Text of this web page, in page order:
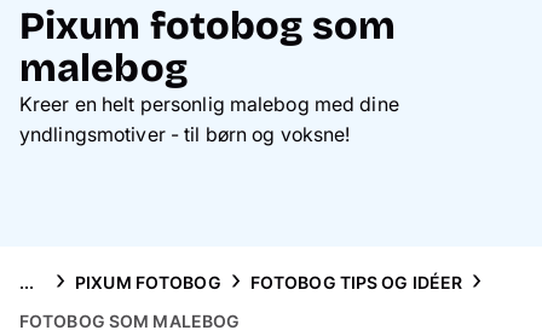
Fotogaver
Kort
Pixum fotobog som
malebog
Kreer en helt personlig malebog med dine
yndlingsmotiver - til børn og voksne!
... PIXUM FOTOBOG
FOTOBOG TIPS OG IDÉER
FOTOBOG SOM MALEBOG